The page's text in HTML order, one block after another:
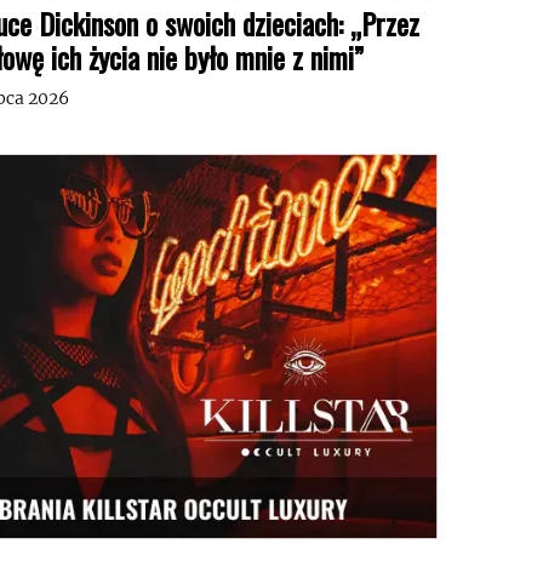
Dickinson o swoich dzieciach: „Przez
ich życia nie było mnie z nimi”
2026